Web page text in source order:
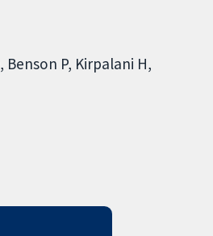
Benson P Kirpalani H